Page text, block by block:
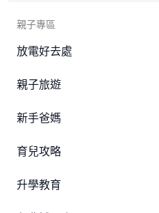
親子專區
放電好去處
親子旅遊
新手爸媽
育兒攻略
升學教育